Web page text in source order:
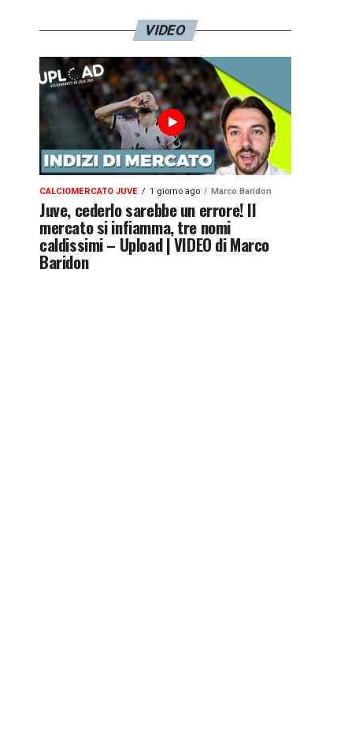
VIDEO
CALCIOMERCATO JUVE 1 giorno ago Marco Baridon
Juve, cederlo sarebbe un errore! Il
mercato si infiamma, tre nomi
caldissimi – Upload | VIDEO di Marco
Baridon